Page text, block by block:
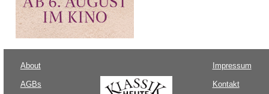
About
AGBs
Impressum
Kontakt